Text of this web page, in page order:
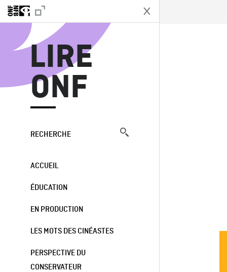
LIRE
ONF
RECHERCHE
ACCUEIL
ÉDUCATION
EN PRODUCTION
LES MOTS DES CINÉASTES
PERSPECTIVE DU
CONSERVATEUR